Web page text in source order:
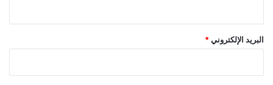
البريد الإلكتروني *